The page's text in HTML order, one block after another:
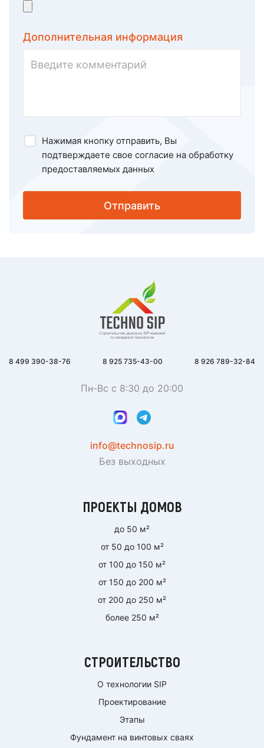
Дополнительная информация
Нажимая кнопку отправить, Вы
подтверждаете свое согласие на обработку
предоставляемых данных
Отправить
8 499 390-38-76 8 925 735-43-00 8 926 789-32-84
Пн-Вс с 8:30 до 20:00
info@technosip.ru
Без выходных
ПРОЕКТЫ ДОМОВ
до 50 м²
от 50 до 100 м²
от 100 до 150 м²
от 150 до 200 м²
от 200 до 250 м²
более 250 м²
СТРОИТЕЛЬСТВО
О технологии SIP
Проектирование
Этапы
Фундамент на винтовых сваях